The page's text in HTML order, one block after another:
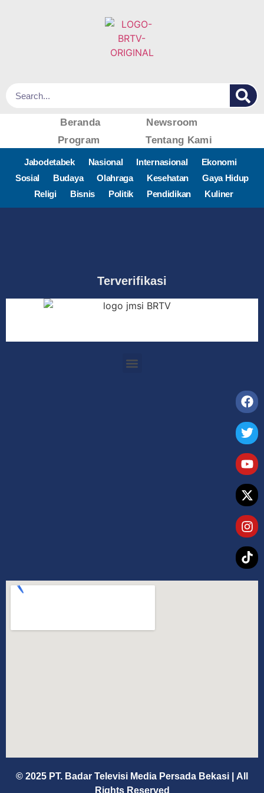
Beranda
Newsroom
Program
Tentang Kami
Jabodetabek Nasional Internasional
Ekonomi
Sosial
Budaya Olahraga Kesehatan
Gaya Hidup
Religi
Bisnis Politik Pendidikan Kuliner
Terverifikasi
© 2025 PT. Badar Televisi Media Persada Bekasi
All
Rights Reserved